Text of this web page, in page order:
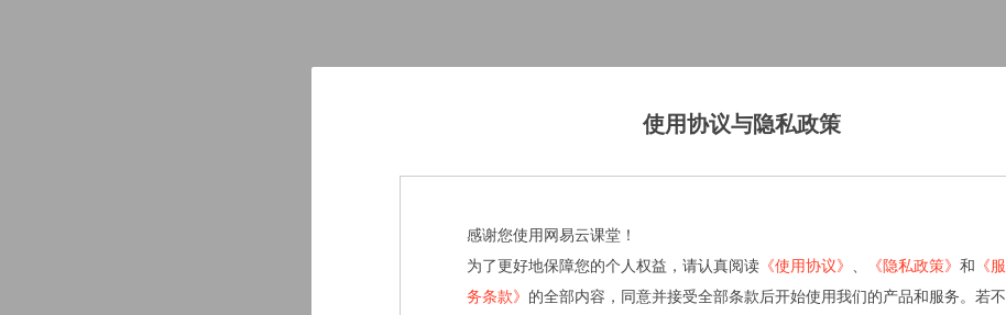
使用协议与隐私政策
感谢您使用网易云课堂！
为了更好地保障您的个人权益，请认真阅读 《使用协议》 《隐私政策》 和 《服
务条款》 的全部内容，同意并接受全部条款后开始使用我们的产品和服务。若不